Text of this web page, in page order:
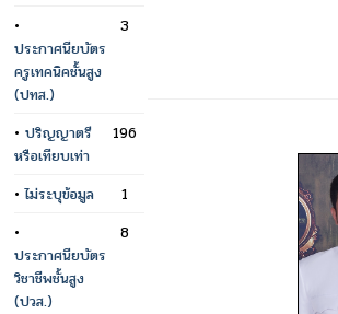
•
ประกาศนียบัตร
ครูเทคนิคชั้นสูง
(ปทส.)
3
• ปริญญาตรี
หรือเทียบเท่า
196
•ไม่ระบุข้อมูล
1
•
ประกาศนียบัตร
วิชาชีพชั้นสูง
(ปวส.)
8